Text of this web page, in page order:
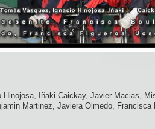
Hinojosa, Iñaki Caickay, Javier Macias,
Martinez, Javiera Olmedo,